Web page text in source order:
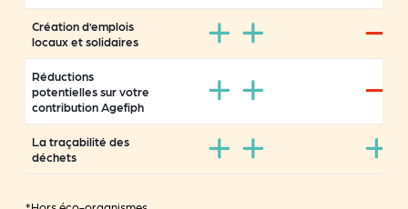
Création d’emplois
locaux et solidaires
Réductions
potentielles sur votre
contribution Agefiph
La traçabilité des
déchets